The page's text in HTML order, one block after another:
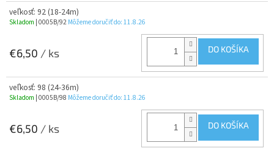
veľkosť: 92 (18-24m)
Skladom | 0005B/92 Môžeme doručiť do: 11.8.26
€6,50 / ks DO KOŠÍKA
veľkosť: 98 (24-36m)
Skladom | 0005B/98 Môžeme doručiť do: 11.8.26
€6,50 / ks DO KOŠÍKA